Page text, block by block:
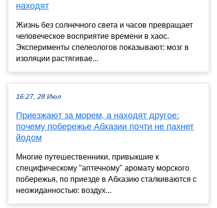
находят
Жизнь без солнечного света и часов превращает
человеческое восприятие времени в хаос.
Эксперименты спелеологов показывают: мозг в
изоляции растягивае...
16:27, 28 Июл
Приезжают за морем, а находят другое:
почему побережье Абхазии почти не пахнет
йодом
Многие путешественники, привыкшие к
специфическому "аптечному" аромату морского
побережья, по приезде в Абхазию сталкиваются с
неожиданностью: воздух...